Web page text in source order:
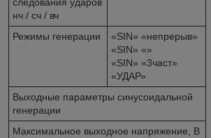
нч / сч / вч
Режимы генерации
«SIN» «непрерыв»
«SIN» «»
«SIN» «3част»
«УДАР»
Выходные параметры синусоидальной
генерации
Максимальное выходное напряжение, В